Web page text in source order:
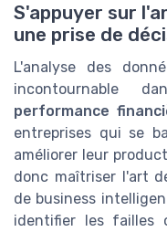
S'appuyer sur
une prise de
L'analyse des
incontournable
performance
entreprises qui se
améliorer leur
donc maîtriser l'art
de business
identifier les failles